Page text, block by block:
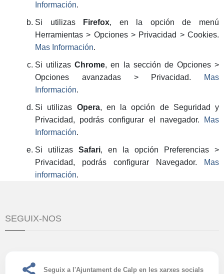
Información.
Si utilizas Firefox, en la opción de menú
Herramientas > Opciones > Privacidad > Cookies.
Mas Información.
Si utilizasChrome, en la sección de Opciones >
Opciones avanzadas > Privacidad.
Mas
Información.
Si utilizas Opera, en la opción de Seguridad y
Privacidad, podrás configurar el navegador.
Mas
Información.
Si utilizas Safari, en la opción Preferencias >
Privacidad, podrás configurar Navegador.
Mas
información.
SEGUIX-NOS
Seguix a l'Ajuntament de Calp en les xarxes socials